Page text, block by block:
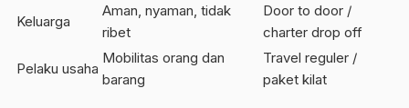
Keluarga
Aman, nyaman, tidak
ribet
Door to door /
charter drop off
Pelaku usaha
Mobilitas orang dan
barang
Travel reguler /
paket kilat